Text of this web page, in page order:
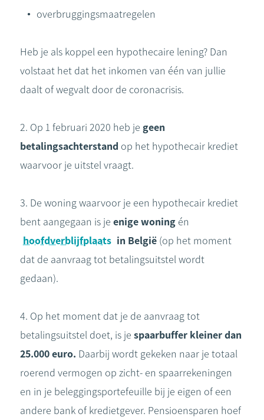
overbruggingsmaatregelen
Heb je als koppel een hypothecaire lening? Dan
volstaat het dat het inkomen van één van jullie
daalt of wegvalt door de coronacrisis.
2. Op 1 februari 2020 heb je geen
betalingsachterstand op het hypothecair krediet
waarvoor je uitstel vraagt.
3. De woning waarvoor je een hypothecair krediet
bent aangegaan is je enige woning én
hoofdverblijfplaats in België (op het moment
dat de aanvraag tot betalingsuitstel wordt
gedaan).
4. Op het moment dat je de aanvraag tot
betalingsuitstel doet, is je spaarbuffer kleiner dan
25.000 euro. Daarbij wordt gekeken naar je totaal
roerend vermogen op zicht- en spaarrekeningen
en in je beleggingsportefeuille bij je eigen of een
andere bank of kredietgever. Pensioensparen hoef